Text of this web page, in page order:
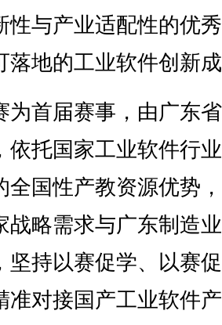
性与产业适配性的优
落地的工业软件创新
首届赛事，由广东
依托国家工业软件行
全国性产教资源优势
战略需求与广东制造
坚持以赛促学、以赛
准对接国产工业软件